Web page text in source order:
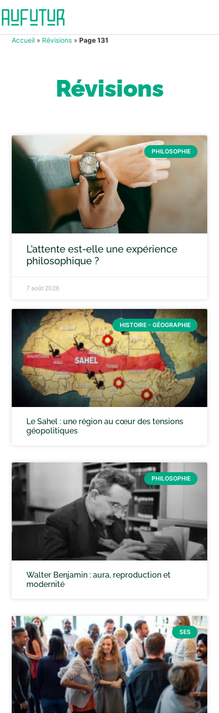
Accueil » Révisions » Page 131
Révisions
PHILOSOPHIE
L’attente est-elle une expérience
philosophique ?
7 août 2026
HISTOIRE - GÉOGRAPHIE
Le Sahel : une région au cœur des tensions
géopolitiques
PHILOSOPHIE
Walter Benjamin : aura, reproduction et
modernité
SES